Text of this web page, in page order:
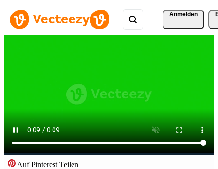
Anmelden
Auf Pinterest Teilen